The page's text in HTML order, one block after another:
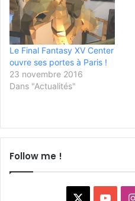
Le Final Fantasy XV Center
ouvre ses portes à Paris !
23 novembre 2016
Dans "Actualités"
Follow me !